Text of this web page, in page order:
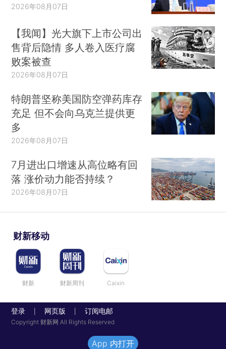
2026年08月07日
【我闻】光大旗下上市公司出
售背后隐情 多人卷入医疗腐
败案被查
2026年08月07日
特朗普坚称美国防空弹药库存
充足 但不会向乌克兰提供更
多
2026年08月07日
7月进出口增速从高位略有回
落 涨价动力能否持续？
2026年08月07日
财新移动
财新 财新周刊 Caixin
登录 网页版 订阅电邮
Copyright 财新网 All Rights Reserved
App 内打开